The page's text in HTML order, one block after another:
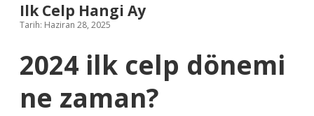
Ilk Celp Hangi Ay
Tarih: Haziran 28, 2025
2024 ilk celp dönemi
ne zaman?